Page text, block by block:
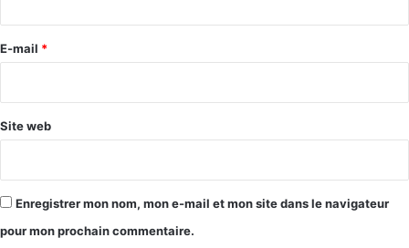
e
E-mail *
Site web
Enregistrer mon nom, mon e-mail et mon site dans le navigateur
pour mon prochain commentaire.